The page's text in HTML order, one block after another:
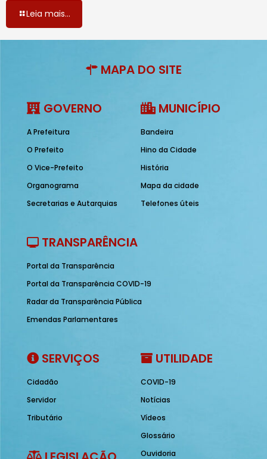
Leia mais...
MAPA DO SITE
GOVERNO
A Prefeitura
O Prefeito
O Vice-Prefeito
Organograma
Secretarias e Autarquias
MUNICÍPIO
Bandeira
Hino da Cidade
História
Mapa da cidade
Telefones úteis
TRANSPARÊNCIA
Portal da Transparência
Portal da Transparência COVID-19
Radar da Transparência Pública
Emendas Parlamentares
SERVIÇOS
Cidadão
Servidor
Tributário
UTILIDADE
COVID-19
Notícias
Vídeos
Glossário
Ouvidoria